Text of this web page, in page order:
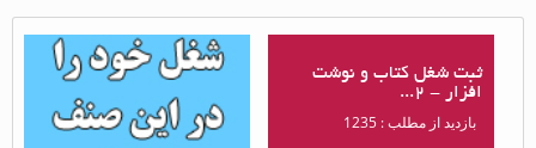
ثبت شغل کتاب و نوشت
بازدید از مطلب : 1293
ثبت شغل کتاب و نوشت
افزار - 2...
بازدید از مطلب : 1235